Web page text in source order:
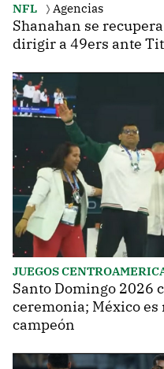
NFL Agencias
Shanahan se
dirigir a 49ers ante
JUEGOS
Santo Domingo 2026
ceremonia; México es
campeón